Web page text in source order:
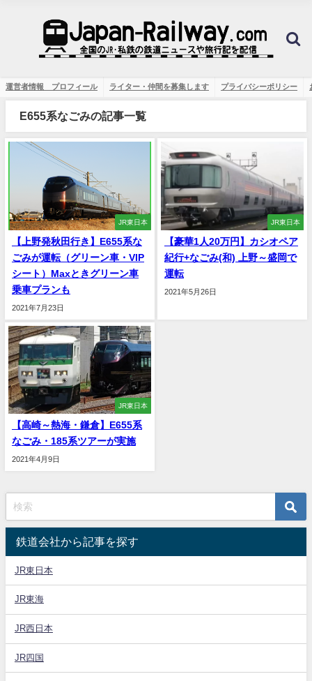
運営者情報 プロフィール ライター・仲間を募集します プライバシーポリシー
E655系なごみの記事一覧
JR東日本
【上野発秋田行き】E655系な
ごみが運転（グリーン車・VIP
シート）Maxときグリーン車
乗車プランも
2021年7月23日
JR東日本
【豪華1人20万円】カシオペア
紀行+なごみ(和) 上野～盛岡で
運転
2021年5月26日
JR東日本
【高崎～熱海・鎌倉】E655系
なごみ・185系ツアーが実施
2021年4月9日
鉄道会社から記事を探す
JR東日本
JR東海
JR西日本
JR四国